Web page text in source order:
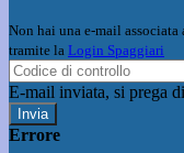
Non hai una e-mail
tramite la Login Spaggiari
E-mail inviata, si prega
Errore